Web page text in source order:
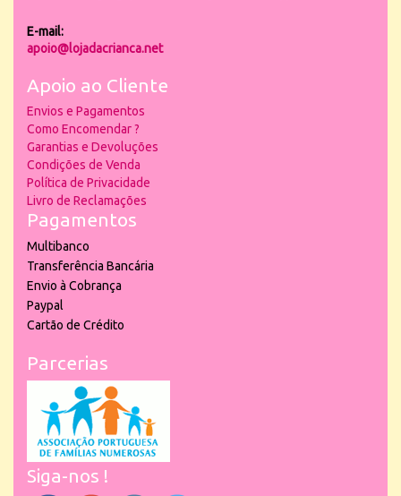
E-mail:
apoio@lojadacrianca.net
Apoio ao Cliente
Envios e Pagamentos
Como Encomendar ?
Garantias e Devoluções
Condições de Venda
Política de Privacidade
Livro de Reclamações
Pagamentos
Multibanco
Transferência Bancária
Envio à Cobrança
Paypal
Cartão de Crédito
Parcerias
Siga-nos !